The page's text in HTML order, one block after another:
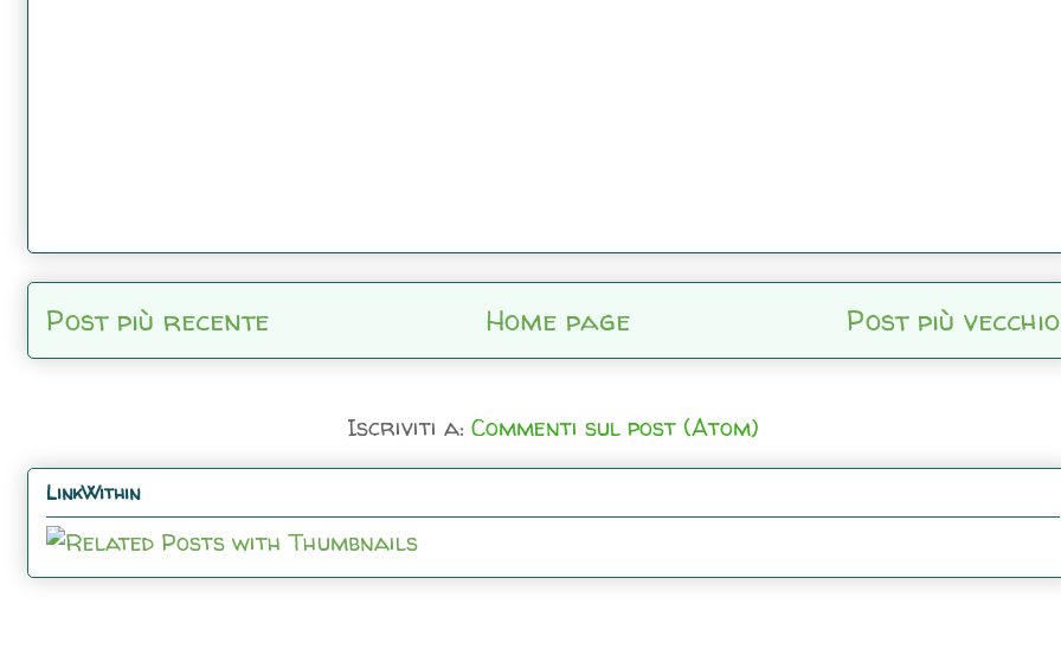
Post più recente Post più vecchio
Home page
Iscriviti a: Commenti sul post (Atom)
LinkWithin